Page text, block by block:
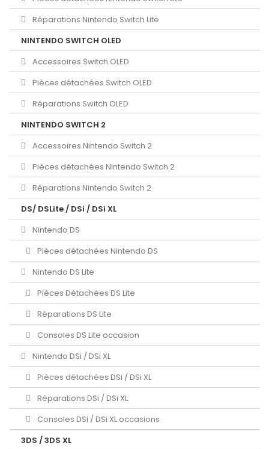
Réparations Nintendo Switch Lite
NINTENDO SWITCH OLED
Accessoires Switch OLED
Pièces détachées Switch OLED
Réparations Switch OLED
NINTENDO SWITCH 2
Accessoires Nintendo Switch 2
Pièces détachées Nintendo Switch 2
Réparations Nintendo Switch 2
DS/ DSLite / DSi / DSi XL
Nintendo DS
Pièces détachées Nintendo DS
Nintendo DS Lite
Pièces Détachées DS Lite
Réparations DS Lite
Consoles DS Lite occasion
Nintendo DSi / DSi XL
Pièces détachées DSi / DSi XL
Réparations DSi / DSi XL
Consoles DSi / DSi XL occasions
3DS / 3DS XL